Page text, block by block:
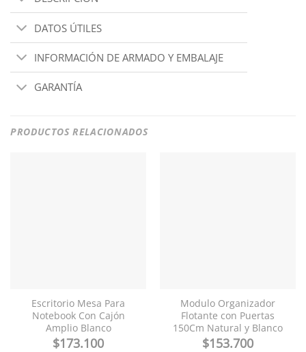
DATOS ÚTILES
INFORMACIÓN DE ARMADO Y EMBALAJE
GARANTÍA
PRODUCTOS RELACIONADOS
Escritorio Mesa Para
Notebook Con Cajón
Amplio Blanco
$173.100
Modulo Organizador
Flotante con Puertas
150Cm Natural y Blanco
$153.700